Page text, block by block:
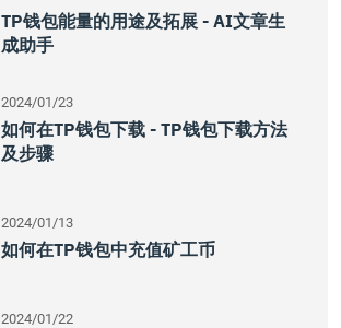
TP钱包能量的用途及拓展 - AI文章生
成助手
2024/01/23
如何在TP钱包下载 - TP钱包下载方法
及步骤
2024/01/13
如何在TP钱包中充值矿工币
2024/01/22